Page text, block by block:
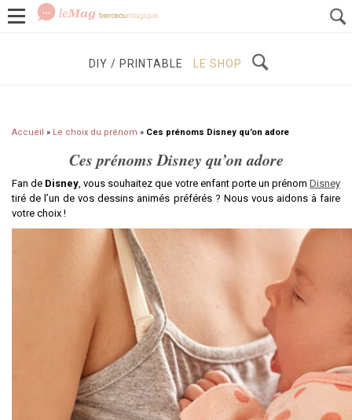
GROSSESSE BÉBÉS / ENFANTS
DIY / PRINTABLE LE SHOP
Accueil » Le choix du prénom » Ces prénoms Disney qu’on adore
Ces prénoms Disney qu’on adore
Fan de Disney, vous souhaitez que votre enfant porte un prénomDisney
tiré de l’un de vos dessins animés préférés ? Nous vous aidons à faire
votre choix !